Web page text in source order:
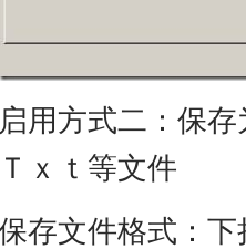
启用方式二：保
Ｔｘｔ等文件
存文件格式：